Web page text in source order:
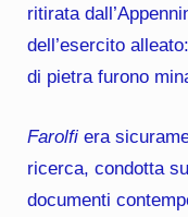
ritirata
dell’esercito
di pietra furono
Farolfi era
ricerca, condotta
documenti